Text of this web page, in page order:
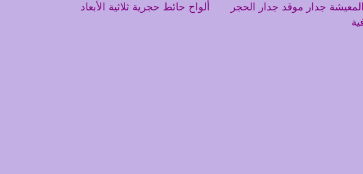
جدار موقد جدار الحجر
ألواح حائط حجرية ثلاثية الأبعاد